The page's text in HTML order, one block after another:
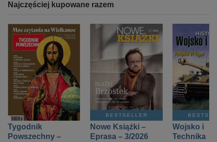
Najczęściej kupowane razem
Tygodnik
Powszechny –
BESTSELLER
Nowe Książki –
Eprasa – 3/2026
Wojsko i
Technika